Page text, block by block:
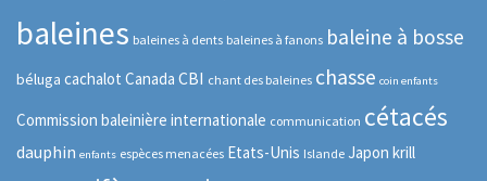
baleines baleines à dents baleines à fanons baleine à bosse
béluga cachalot Canada CBI chant des baleines chasse coin enfants
Commission baleinière internationale communication cétacés
dauphin enfants espèces menacées Etats-Unis Islande Japon krill